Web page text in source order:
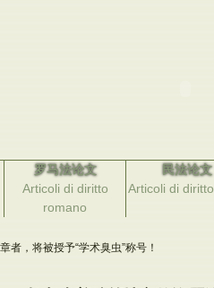
罗马法论文
Articoli di diritto
romano
民法论文
Articoli di
者，将被授予“学术臭虫”称号！